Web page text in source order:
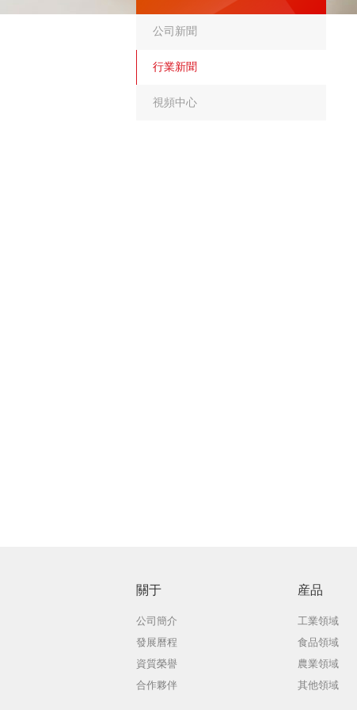
公司新聞
行業新聞
視頻中心
關于
公司簡介
發展曆程
資質榮譽
合作夥伴
産品
工業領域
食品領域
農業領域
其他領域